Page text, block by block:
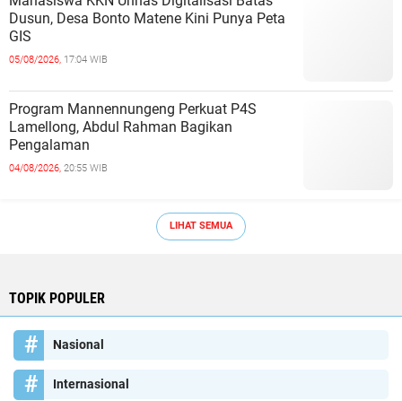
Dusun, Desa Bonto Matene Kini Punya Peta
GIS
05/08/2026, 17:04 WIB
Program Mannennungeng Perkuat P4S
Lamellong, Abdul Rahman Bagikan
Pengalaman
04/08/2026, 20:55 WIB
LIHAT SEMUA
TOPIK POPULER
Nasional
Internasional